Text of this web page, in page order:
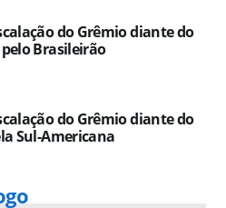
do Grêmio diante do
Brasileirão
do Grêmio diante do
Sul-Americana